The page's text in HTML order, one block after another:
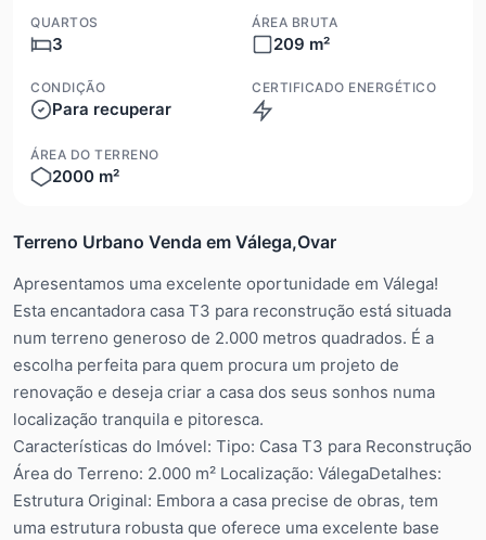
QUARTOS
3
ÁREA BRUTA
209 m²
CONDIÇÃO
Para recuperar
CERTIFICADO ENERGÉTICO
ÁREA DO TERRENO
2000 m²
Terreno Urbano Venda em Válega,Ovar
Apresentamos uma excelente oportunidade em Válega!
Esta encantadora casa T3 para reconstrução está situada
num terreno generoso de 2.000 metros quadrados. É a
escolha perfeita para quem procura um projeto de
renovação e deseja criar a casa dos seus sonhos numa
localização tranquila e pitoresca.
Características do Imóvel: Tipo: Casa T3 para Reconstrução
Área do Terreno: 2.000 m² Localização: VálegaDetalhes:
Estrutura Original: Embora a casa precise de obras, tem
uma estrutura robusta que oferece uma excelente base